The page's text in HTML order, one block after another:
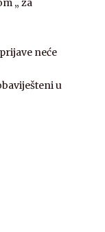
neće
u